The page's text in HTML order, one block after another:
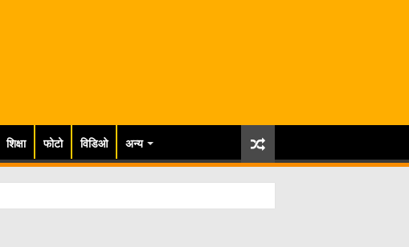
शिक्षा फोटो विडिओ अन्य